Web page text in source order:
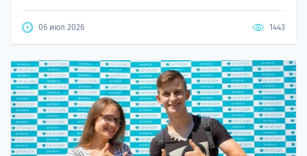
06 июл 2026 1443